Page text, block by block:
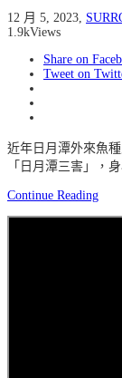
12 月 5, 2023,
1.9kViews
Share on
Tweet on
近年日月潭外來魚
「日月潭三害」，
Continue Reading